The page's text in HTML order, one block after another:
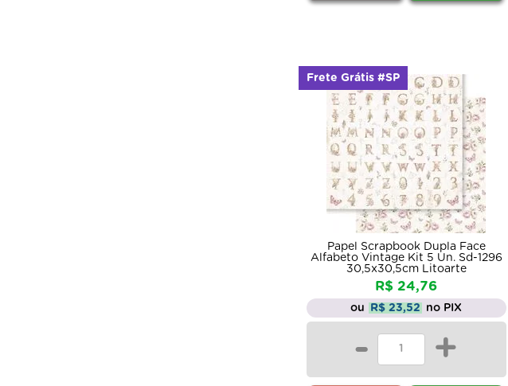
Papel Scrapbook Dupla Face
Alfabeto Vintage Kit 5 Un. Sd-1296
30,5x30,5cm Litoarte
R$ 24,76
ou R$ 23,52 no PIX
- +
Frete Grátis #SP